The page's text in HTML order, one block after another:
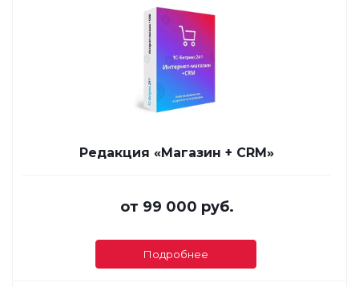
Редакция «Магазин + CRM»
от 99 000 руб.
Подробнее